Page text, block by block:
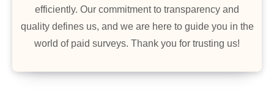
efficiently. Our commitment to transparency and
quality defines us, and we are here to guide you in the
world of paid surveys. Thank you for trusting us!